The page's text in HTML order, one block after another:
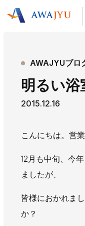
リフォーム事業
不動産事業
社長挨拶 企業
スタッフ紹介
お知らせ
社長ブログ
AWAJYUブロ
明るい浴
2015.12.16
こんにちは。営
12月も中旬、今
ましたが、
皆様におかれま
か？